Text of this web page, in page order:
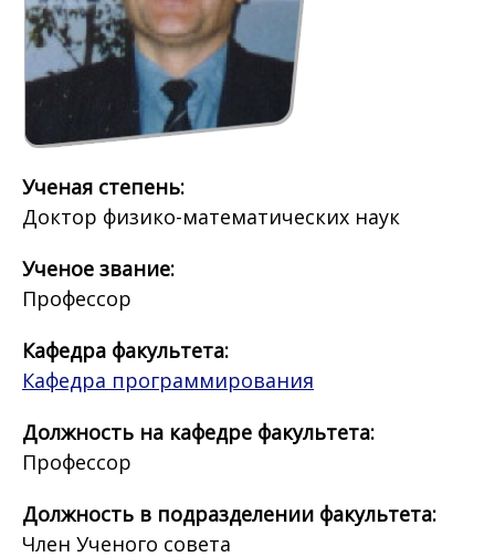
Ученая степень:
Доктор физико-математических наук
Ученое звание:
Профессор
Кафедра факультета:
Кафедра программирования
Должность на кафедре факультета:
Профессор
Должность в подразделении факультета:
Член Ученого совета